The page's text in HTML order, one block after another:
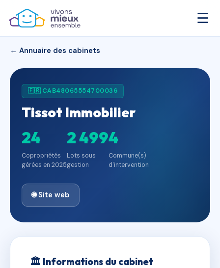
☰
← Annuaire des cabinets
🇫🇷 CAB48065554700036
Tissot Immobilier
24
Copropriétés
gérées en 2025
2 499
Lots sous
gestion
4
Commune(s)
d'intervention
🌐 Site web
🏛 Informations du cabinet